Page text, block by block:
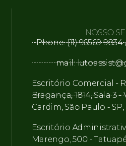
NOSSO
Phone: (11) 96569-9834
mail:
Escritório Comercial -
Bragança, 1814, Sala 3
Cardim, São Paulo -
Escritório
Marengo, 500 -